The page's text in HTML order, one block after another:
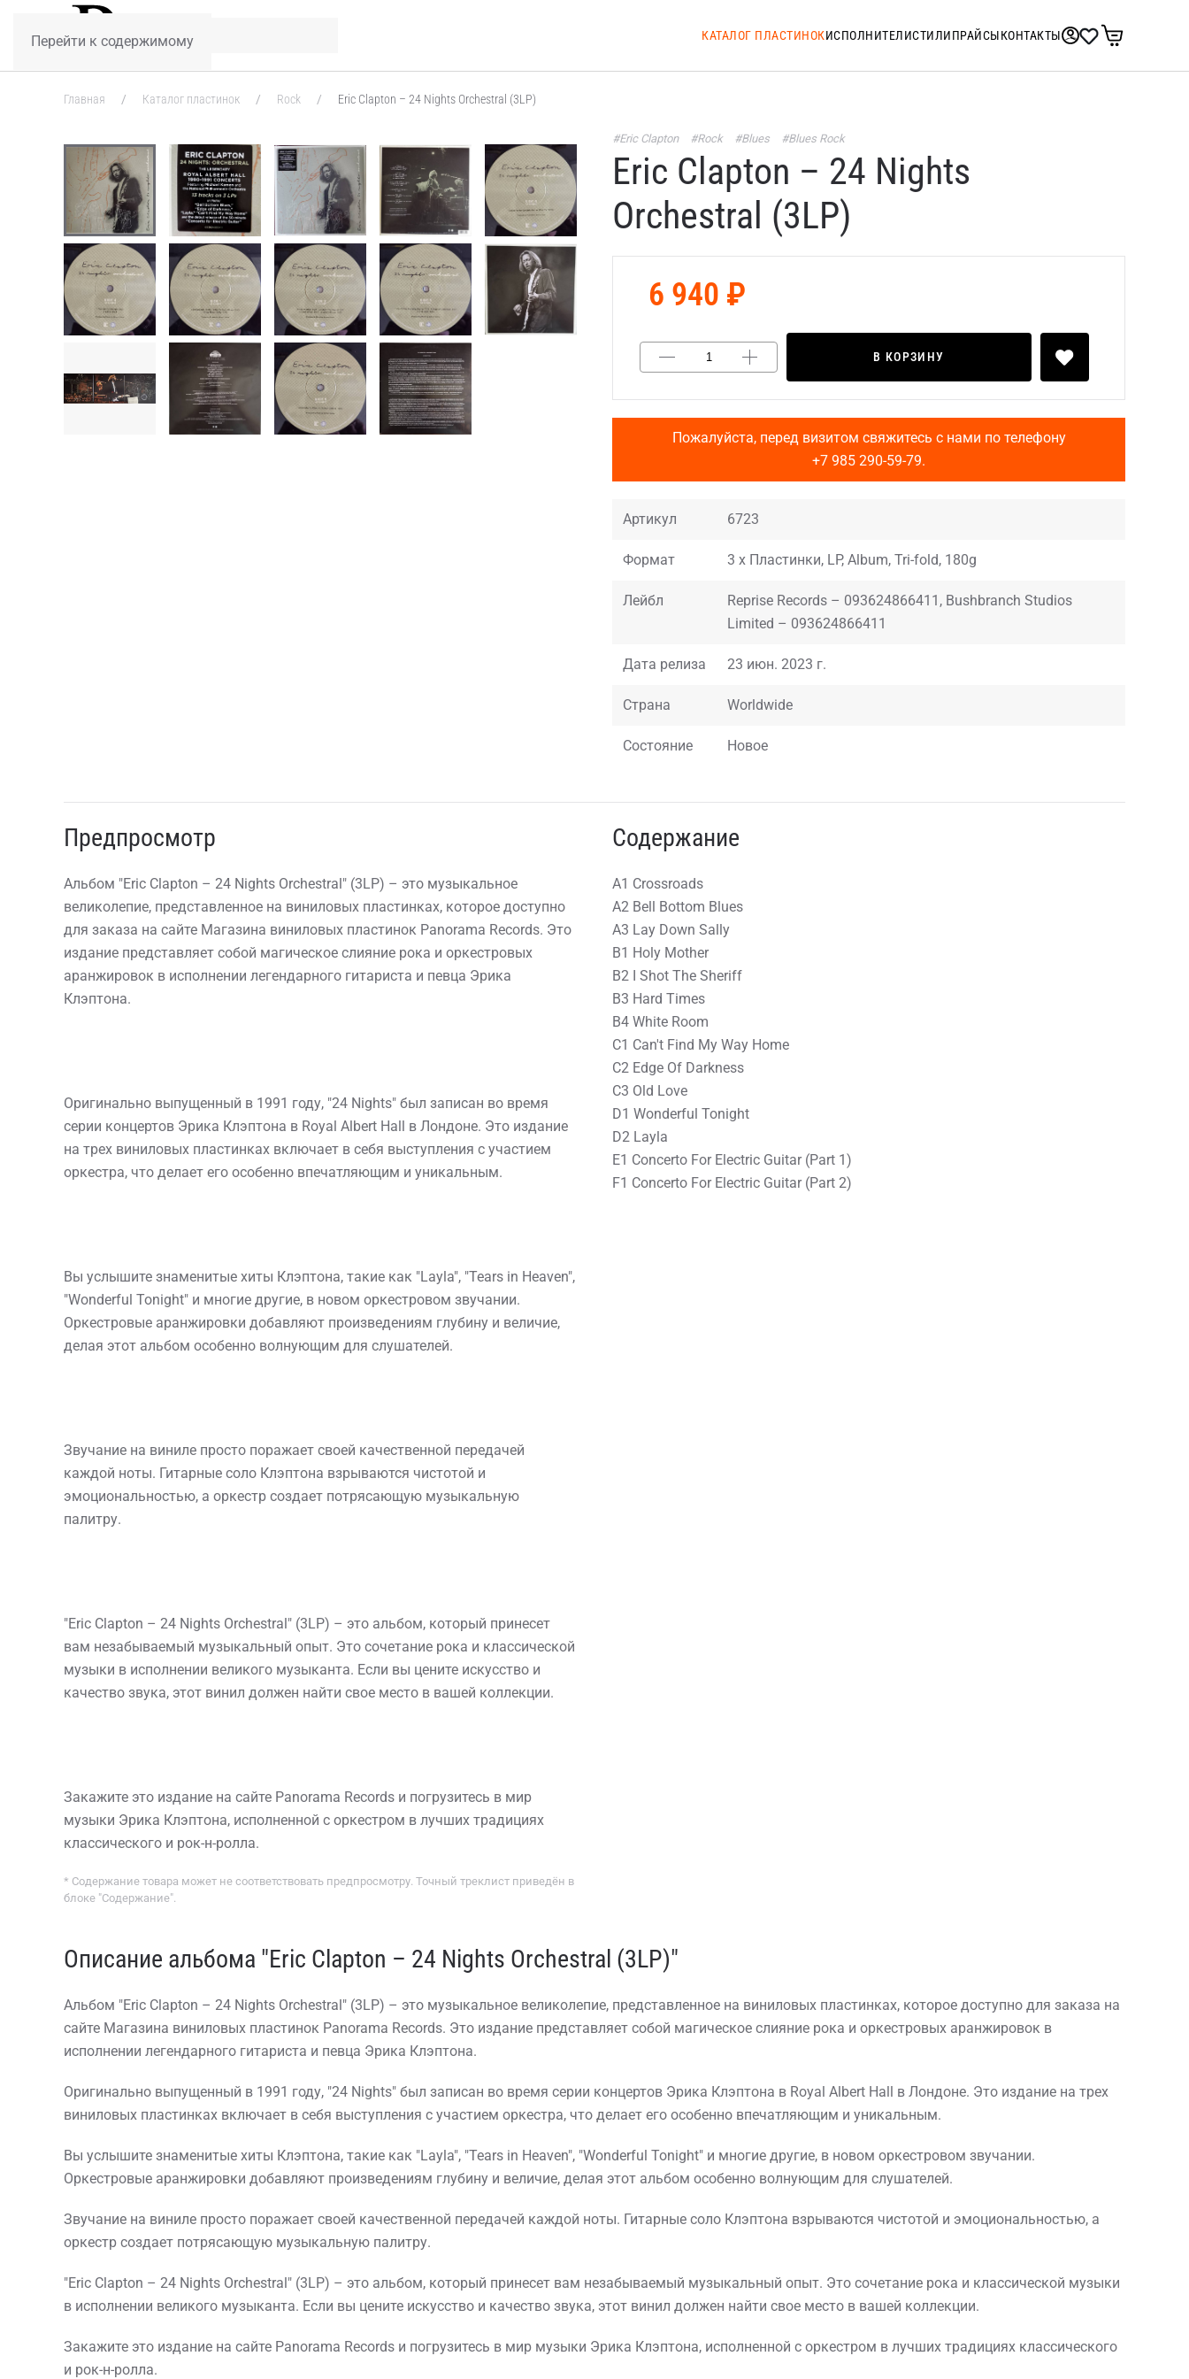
Перейти к содержимому КАТАЛОГ ПЛАСТИНОКИСПОЛНИТЕЛИСТИЛИПРАЙСЫКОНТАКТЫ
Главная Каталог пластинок Rock Eric Clapton – 24 Nights Orchestral (3LP)
#Eric Clapton #Rock #Blues #Blues Rock
Eric Clapton – 24 Nights
Orchestral (3LP)
6 940 ₽
В КОРЗИНУ
Пожалуйста, перед визитом свяжитесь с нами по телефону
+7 985 290-59-79.
Артикул 6723
Формат 3 x Пластинки, LP, Album, Tri-fold, 180g
Лейбл
Reprise Records – 093624866411, Bushbranch Studios
Limited – 093624866411
Дата релиза 23 июн. 2023 г.
Страна Worldwide
Состояние Новое
Предпросмотр
Альбом "Eric Clapton – 24 Nights Orchestral" (3LP) – это музыкальное
великолепие, представленное на виниловых пластинках, которое доступно
для заказа на сайте Магазина виниловых пластинок Panorama Records. Это
издание представляет собой магическое слияние рока и оркестровых
аранжировок в исполнении легендарного гитариста и певца Эрика
Клэптона.
Оригинально выпущенный в 1991 году, "24 Nights" был записан во время
серии концертов Эрика Клэптона в Royal Albert Hall в Лондоне. Это издание
на трех виниловых пластинках включает в себя выступления с участием
оркестра, что делает его особенно впечатляющим и уникальным.
Вы услышите знаменитые хиты Клэптона, такие как "Layla", "Tears in Heaven",
"Wonderful Tonight" и многие другие, в новом оркестровом звучании.
Оркестровые аранжировки добавляют произведениям глубину и величие,
делая этот альбом особенно волнующим для слушателей.
Звучание на виниле просто поражает своей качественной передачей
каждой ноты. Гитарные соло Клэптона взрываются чистотой и
эмоциональностью, а оркестр создает потрясающую музыкальную
палитру.
"Eric Clapton – 24 Nights Orchestral" (3LP) – это альбом, который принесет
вам незабываемый музыкальный опыт. Это сочетание рока и классической
музыки в исполнении великого музыканта. Если вы цените искусство и
качество звука, этот винил должен найти свое место в вашей коллекции.
Закажите это издание на сайте Panorama Records и погрузитесь в мир
музыки Эрика Клэптона, исполненной с оркестром в лучших традициях
классического и рок-н-ролла.
* Содержание товара может не соответствовать предпросмотру. Точный треклист приведён в
блоке "Содержание".
Содержание
A1 Crossroads
A2 Bell Bottom Blues
A3 Lay Down Sally
B1 Holy Mother
B2 I Shot The Sheriff
B3 Hard Times
B4 White Room
C1 Can't Find My Way Home
C2 Edge Of Darkness
C3 Old Love
D1 Wonderful Tonight
D2 Layla
E1 Concerto For Electric Guitar (Part 1)
F1 Concerto For Electric Guitar (Part 2)
Описание альбома "Eric Clapton – 24 Nights Orchestral (3LP)"
Альбом "Eric Clapton – 24 Nights Orchestral" (3LP) – это музыкальное великолепие, представленное на виниловых пластинках, которое доступно для заказа на
сайте Магазина виниловых пластинок Panorama Records. Это издание представляет собой магическое слияние рока и оркестровых аранжировок в
исполнении легендарного гитариста и певца Эрика Клэптона.
Оригинально выпущенный в 1991 году, "24 Nights" был записан во время серии концертов Эрика Клэптона в Royal Albert Hall в Лондоне. Это издание на трех
виниловых пластинках включает в себя выступления с участием оркестра, что делает его особенно впечатляющим и уникальным.
Вы услышите знаменитые хиты Клэптона, такие как "Layla", "Tears in Heaven", "Wonderful Tonight" и многие другие, в новом оркестровом звучании.
Оркестровые аранжировки добавляют произведениям глубину и величие, делая этот альбом особенно волнующим для слушателей.
Звучание на виниле просто поражает своей качественной передачей каждой ноты. Гитарные соло Клэптона взрываются чистотой и эмоциональностью, а
оркестр создает потрясающую музыкальную палитру.
"Eric Clapton – 24 Nights Orchestral" (3LP) – это альбом, который принесет вам незабываемый музыкальный опыт. Это сочетание рока и классической музыки
в исполнении великого музыканта. Если вы цените искусство и качество звука, этот винил должен найти свое место в вашей коллекции.
Закажите это издание на сайте Panorama Records и погрузитесь в мир музыки Эрика Клэптона, исполненной с оркестром в лучших традициях классического
и рок-н-ролла.